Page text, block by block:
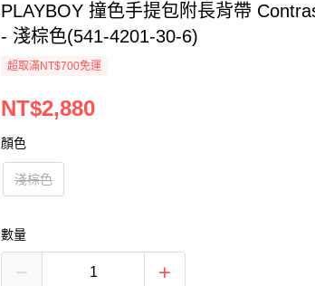
PLAYBOY 撞色手提包附長背帶
- 淺棕色(541-4201-30-6)
超取滿NT$700免運
NT$2,880
顏色
淺棕色
數量